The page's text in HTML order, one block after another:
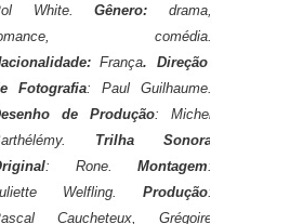
White.Gênero:drama,
comédia.
:França. Direção
Fotografia: Paul Guilhaume.
de Produção: Michel
Trilha Sonora
: Rone. Montagem:
Welfling. Produção:
Caucheteux, Grégoire